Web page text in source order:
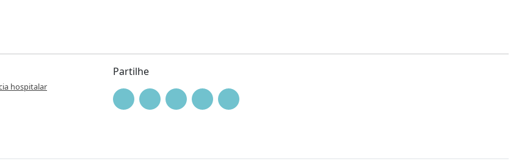
hospitalar
Partilhe